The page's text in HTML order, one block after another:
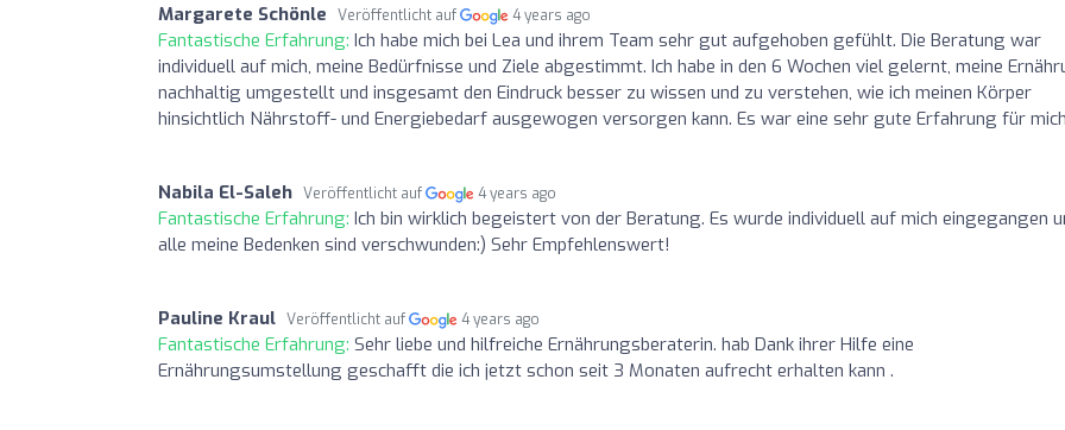
Margarete Schönle Veröffentlicht auf 4 years ago
Fantastische Erfahrung: Ich habe mich bei Lea und ihrem Team sehr gut aufgehoben gefühlt. Die Beratung war
individuell auf mich, meine Bedürfnisse und Ziele abgestimmt. Ich habe in den 6 Wochen viel gelernt, meine
nachhaltig umgestellt und insgesamt den Eindruck besser zu wissen und zu verstehen, wie ich meinen Körper
hinsichtlich Nährstoff- und Energiebedarf ausgewogen versorgen kann. Es war eine sehr gute Erfahrung für
Nabila El-Saleh Veröffentlicht auf 4 years ago
Fantastische Erfahrung: Ich bin wirklich begeistert von der Beratung. Es wurde individuell auf mich eingegangen
alle meine Bedenken sind verschwunden:) Sehr Empfehlenswert!
Pauline Kraul Veröffentlicht auf 4 years ago
Fantastische Erfahrung: Sehr liebe und hilfreiche Ernährungsberaterin. hab Dank ihrer Hilfe eine
Ernährungsumstellung geschafft die ich jetzt schon seit 3 Monaten aufrecht erhalten kann .